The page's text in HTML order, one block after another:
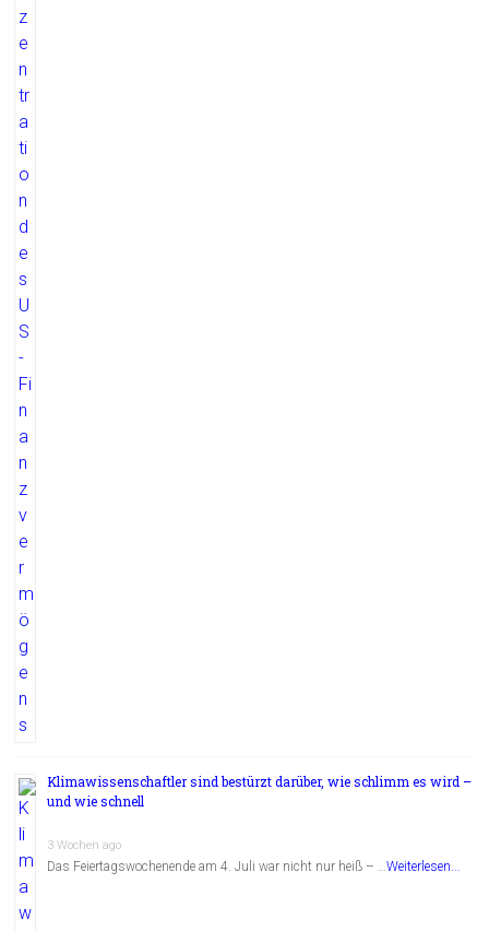
Klimawissenschaftler sind bestürzt darüber, wie schlimm es wird –
und wie schnell
3 Wochen ago
Das Feiertagswochenende am 4. Juli war nicht nur heiß – …Weiterlesen...